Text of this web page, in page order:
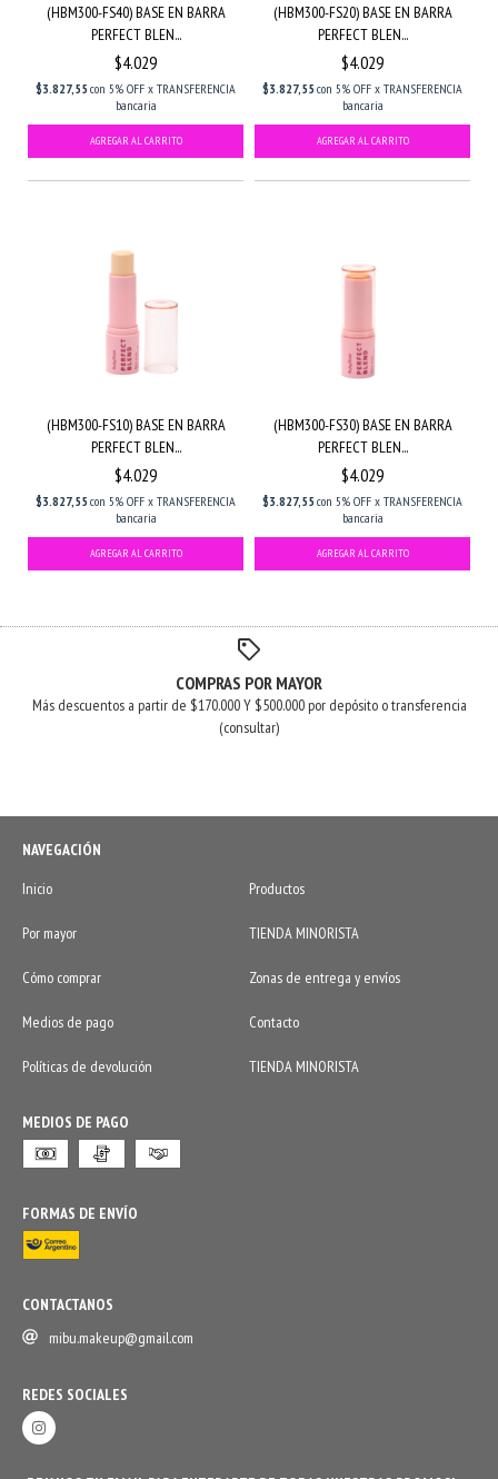
(HBM300-FS40) BASE EN BARRA
PERFECT BLEN...
$4.029
$3.827,55 con 5% OFF x TRANSFERENCIA
bancaria
(HBM300-FS20) BASE EN BARRA
PERFECT BLEN...
$4.029
$3.827,55 con 5% OFF x TRANSFERENCIA
bancaria
(HBM300-FS10) BASE EN BARRA
PERFECT BLEN...
$4.029
$3.827,55 con 5% OFF x TRANSFERENCIA
bancaria
(HBM300-FS30) BASE EN BARRA
PERFECT BLEN...
$4.029
$3.827,55 con 5% OFF x TRANSFERENCIA
bancaria
COMPRAS POR MAYOR
Más descuentos a partir de $170.000 Y $500.000 por depósito o transferencia
(consultar)
NAVEGACIÓN
Inicio
Productos
Por mayor TIENDA MINORISTA
Cómo comprar Zonas de entrega y envíos
Medios de pago Contacto
Políticas de devolución TIENDA MINORISTA
MEDIOS DE PAGO
FORMAS DE ENVÍO
CONTACTANOS
mibu.makeup@gmail.com
REDES SOCIALES